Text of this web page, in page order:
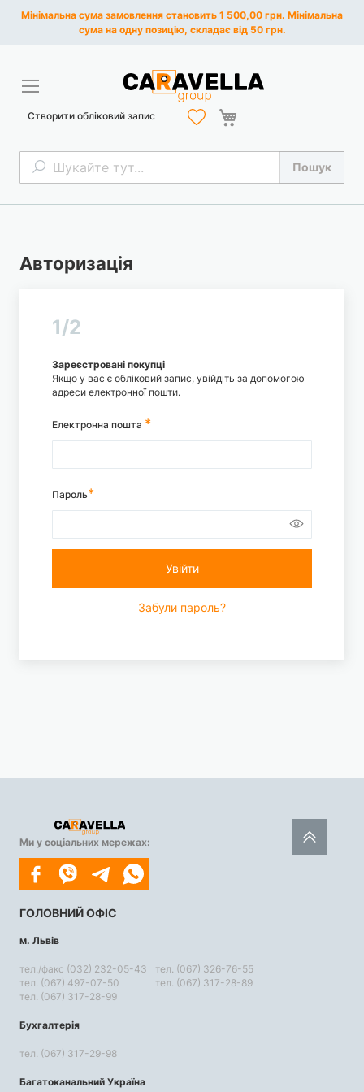
Мінімальна сума замовлення становить 1 500,00 грн. Мінімальна
сума на одну позицію, складає від 50 грн.
Пошук Пошук
Створити обліковий запис
Авторизація
1/2
Зареєстровані покупці
Якщо у вас є обліковий запис, увійдіть за допомогою
адреси електронної пошти.
Електронна пошта
Пароль
Увійти
Забули пароль?
Ми у соціальних мережах:
ГОЛОВНИЙ ОФІС
м. Львів
тел./факс (032) 232-05-43
тел. (067) 497-07-50
тел. (067) 317-28-99
тел. (067) 326-76-55
тел. (067) 317-28-89
Бухгалтерія
тел. (067) 317-29-98
Багатоканальний Україна